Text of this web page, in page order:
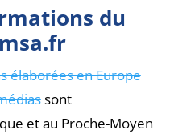
du
élaborées en Europe
sont
et au Proche-Moyen